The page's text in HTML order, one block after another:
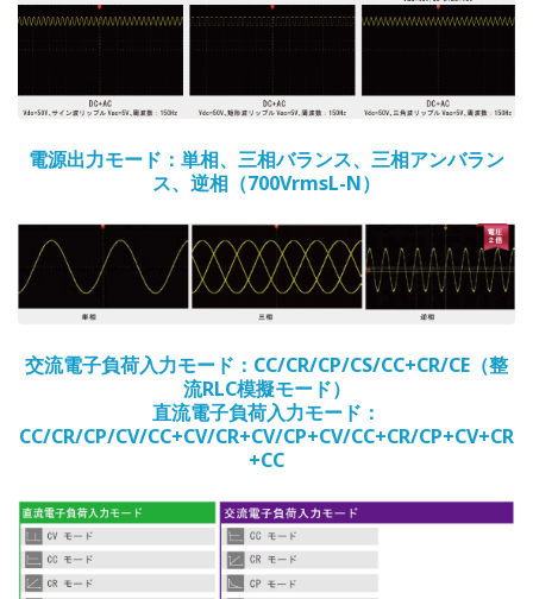
電源出力モード：単相、三相バランス、三相アンバラン
ス、逆相（700VrmsL-N）
交流電子負荷入力モード：CC/CR/CP/CS/CC+CR/CE（整
流RLC模擬モード）
直流電子負荷入力モード：
CC/CR/CP/CV/CC+CV/CR+CV/CP+CV/CC+CR/CP+CV+CR
+CC